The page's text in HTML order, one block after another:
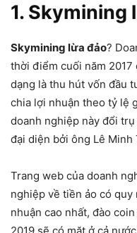
1. Skymining
Skymining lừa đảo?
thời điểm cuối năm 2017
dạng là thu hút vốn đầu
chia lợi nhuận theo tỷ lệ
doanh nghiệp này đổi
đại diện bởi ông Lê Minh
Trang web của doanh
nghiệp về tiền ảo có
nhuận cao nhất, đào